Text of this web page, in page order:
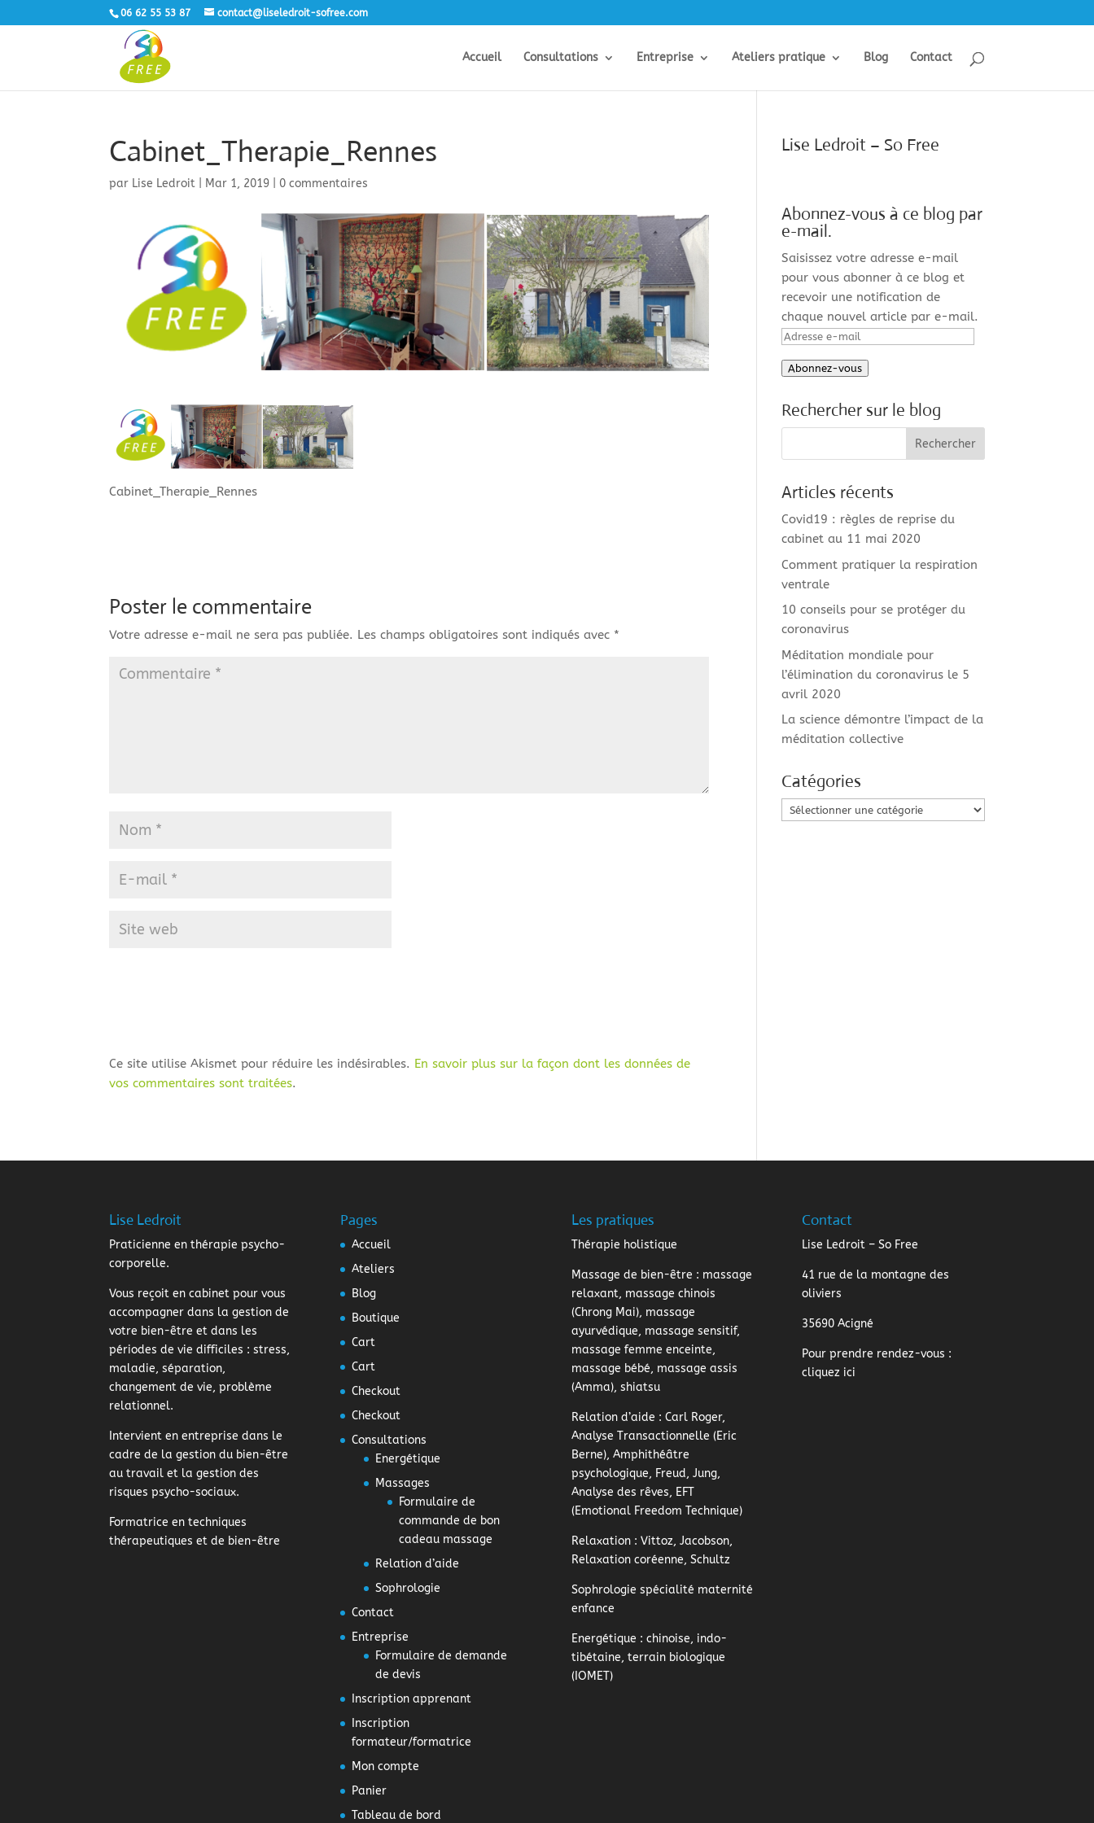
06 62 55 53 87 contact@liseledroit-sofree.com
Accueil Consultations Entreprise Ateliers pratique Blog Contact
Cabinet_Therapie_Rennes
par Lise Ledroit Mar 1, 2019 0 commentaires
Cabinet_Therapie_Rennes
Poster le commentaire
Votre adresse e-mail ne sera pas publiée. Les champs obligatoires sont indiqués avec *
Ce site utilise Akismet pour réduire les indésirables. En savoir plus sur la façon dont les données de
vos commentaires sont traitées.
Lise Ledroit – So Free
Abonnez-vous à ce blog par
e-mail.
Saisissez votre adresse e-mail
pour vous abonner à ce blog et
recevoir une notification de
chaque nouvel article par e-mail.
Adresse
mail
Abonnez-vous
Rechercher sur le blog
Articles récents
Covid19 : règles de reprise du
cabinet au 11 mai 2020
Comment pratiquer la respiration
ventrale
10 conseils pour se protéger du
coronavirus
Méditation mondiale pour
l’élimination du coronavirus le 5
avril 2020
La science démontre l’impact de la
méditation collective
Catégories
Catégories
Lise Ledroit
Praticienne en thérapie psycho-
corporelle.
Vous reçoit en cabinet pour vous
accompagner dans la gestion de
votre bien-être et dans les
périodes de vie difficiles : stress,
maladie, séparation,
changement de vie, problème
relationnel.
Intervient en entreprise dans le
cadre de la gestion du bien-être
au travail et la gestion des
risques psycho-sociaux.
Formatrice en techniques
thérapeutiques et de bien-être
Pages
Accueil
Ateliers
Blog
Boutique
Cart
Cart
Checkout
Checkout
Consultations
Energétique
Massages
Formulaire de
commande de bon
cadeau massage
Relation d’aide
Sophrologie
Contact
Entreprise
Formulaire de demande
de devis
Inscription apprenant
Inscription
formateur/formatrice
Mon compte
Panier
Tableau de bord
Les pratiques
Thérapie holistique
Massage de bien-être : massage
relaxant, massage chinois
(Chrong Mai), massage
ayurvédique, massage sensitif,
massage femme enceinte,
massage bébé, massage assis
(Amma), shiatsu
Relation d’aide : Carl Roger,
Analyse Transactionnelle (Eric
Berne), Amphithéâtre
psychologique, Freud, Jung,
Analyse des rêves, EFT
(Emotional Freedom Technique)
Relaxation: Vittoz, Jacobson,
Relaxation coréenne, Schultz
Sophrologie spécialité maternité
enfance
Energétique : chinoise, indo-
tibétaine, terrain biologique
(IOMET)
Contact
Lise Ledroit – So Free
41 rue de la montagne des
oliviers
35690 Acigné
Pour prendre rendez-vous :
cliquez ici